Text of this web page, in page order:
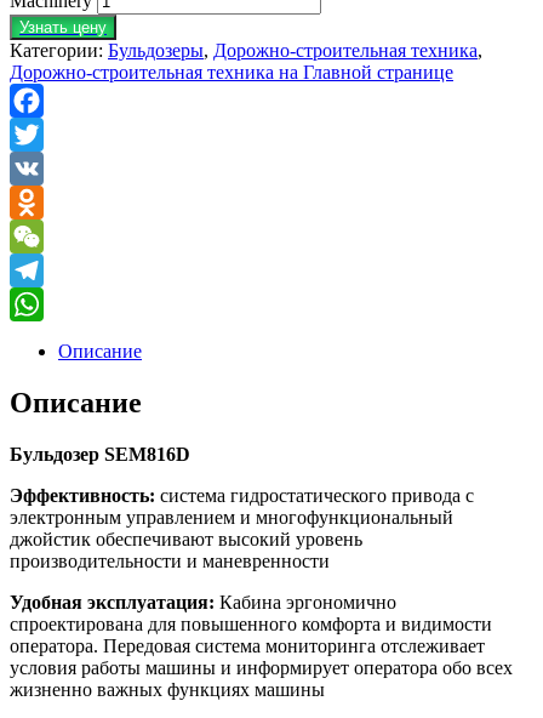
Узнать цену
Категории: Бульдозеры, Дорожно-строительная техника,
Дорожно-строительная техника на Главной странице
Facebook
Twitter
VK
Odnoklassniki
WeChat
Telegram
Описание
Описание
Бульдозер SEM816D
Эффективность: система гидростатического привода с
электронным управлением и многофункциональный
джойстик обеспечивают высокий уровень
производительности и маневренности
Удобная эксплуатация: Кабина эргономично
спроектирована для повышенного комфорта и видимости
оператора. Передовая система мониторинга отслеживает
условия работы машины и информирует оператора обо всех
жизненно важных функциях машины